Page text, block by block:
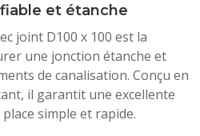
et étanche
joint D100 x 100 est la
une jonction étanche et
de canalisation. Conçu en
il garantit une excellente
simple et rapide.